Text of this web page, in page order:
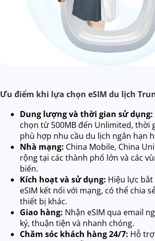
Ưu điểm khi lựa chọn eSIM du lịch
Dung lượng và thời gian sử dụng:
chọn từ 500MB đến Unlimited, thời
phù hợp nhu cầu du lịch ngắn hạn
Nhà mạng: China Mobile, China
rộng tại các thành phố lớn và các
biến.
Kích hoạt và sử dụng: Hiệu lực
eSIM kết nối với mạng, có thể chia
thiết bị khác.
Giao hàng: Nhận eSIM qua email
ký, thuận tiện và nhanh chóng.
Chăm sóc khách hàng 24/7: Hỗ